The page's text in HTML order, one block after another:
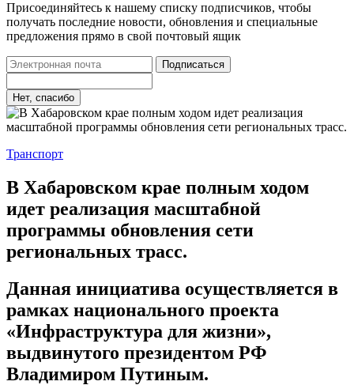
Присоединяйтесь к нашему списку подписчиков, чтобы
получать последние новости, обновления и специальные
предложения прямо в свой почтовый ящик
Подписаться
Нет, спасибо
Транспорт
В Хабаровском крае полным ходом
идет реализация масштабной
программы обновления сети
региональных трасс.
Данная инициатива осуществляется в
рамках национального проекта
«Инфраструктура для жизни»,
выдвинутого президентом РФ
Владимиром Путиным.